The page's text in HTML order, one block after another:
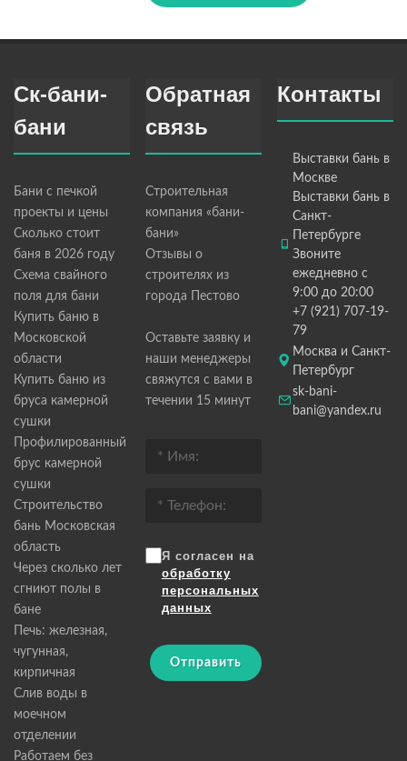
Ск-бани-
бани
Бани с печкой
проекты и цены
Сколько стоит
баня в 2026 году
Схема свайного
поля для бани
Купить баню в
Московской
области
Купить баню из
бруса камерной
сушки
Профилированный
брус камерной
сушки
Строительство
бань Московская
область
Через сколько лет
сгниют полы в
бане
Печь: железная,
чугунная,
кирпичная
Слив воды в
моечном
отделении
Работаем без
Обратная
связь
Строительная
компания «бани-
бани»
Отзывы о
строителях из
города Пестово
Оставьте заявку и
наши менеджеры
свяжутся с вами в
течении 15 минут
Я согласен на
обработку
персональных
данных
Отправить
Контакты
Выставки бань в
Москве
Выставки бань в
Санкт-
Петербурге
Звоните
ежедневно с
9:00 до 20:00
+7 (921) 707-19-
79
Москва и Санкт-
Петербург
sk-bani-
bani@yandex.ru